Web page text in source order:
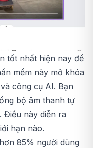
tốt nhất hiện nay để
mềm này mở khóa
công cụ AI. Bạn
bộ âm thanh tự
Điều này diễn ra
hạn nào.
85% người dùng